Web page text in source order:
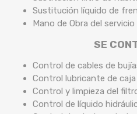
Sustitución líquido de
Mano de Obra del servicio
SE
Control de cables de
Control lubricante de
Control y limpieza del
Control de líquido